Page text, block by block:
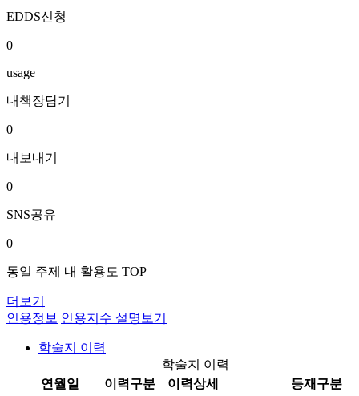
EDDS신청
0
usage
내책장담기
0
내보내기
0
SNS공유
0
동일 주제 내 활용도 TOP
더보기
인용정보 인용지수 설명보기
학술지 이력
학술지 이력
연월일
이력구분 이력상세 등재구분